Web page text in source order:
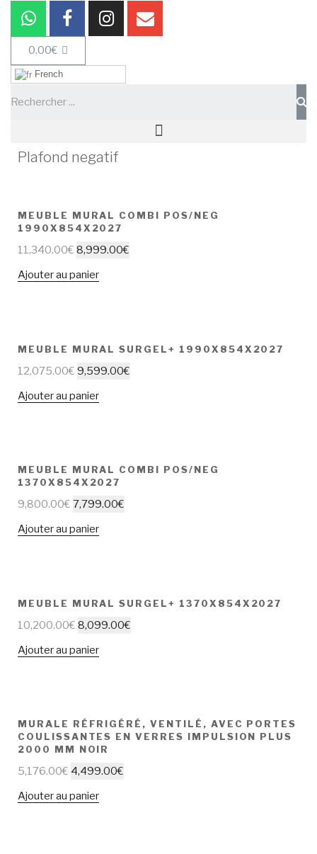
0.00€
French
Plafond negatif
MEUBLE MURAL COMBI POS/NEG
1990X854X2027
11,340.00€ 8,999.00€
Ajouter au panier
MEUBLE MURAL SURGEL+ 1990X854X2027
12,075.00€ 9,599.00€
Ajouter au panier
MEUBLE MURAL COMBI POS/NEG
1370X854X2027
9,800.00€ 7,799.00€
Ajouter au panier
MEUBLE MURAL SURGEL+ 1370X854X2027
10,200.00€ 8,099.00€
Ajouter au panier
MURALE RÉFRIGÉRÉ, VENTILÉ, AVEC PORTES
COULISSANTES EN VERRES IMPULSION PLUS
2000 MM NOIR
5,176.00€ 4,499.00€
Ajouter au panier